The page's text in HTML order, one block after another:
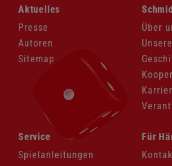
überspringen
Aktuelles
Presse
Autoren
Sitemap
Navigation
Über
Navigation
überspringen
Service
Spielanleitungen
Navigation
Für